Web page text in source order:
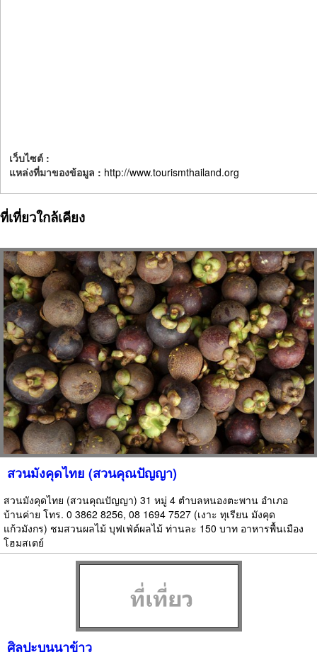
เว็บไซต์ :
แหล่งที่มาของข้อมูล : http://www.tourismthailand.org
ที่เที่ยวใกล้เคียง
สวนมังคุดไทย (สวนคุณปัญญา)
สวนมังคุดไทย (สวนคุณปัญญา) 31 หมู่ 4 ตำบลหนองตะพาน อำเภอ
บ้านค่าย โทร. 0 3862 8256, 08 1694 7527 (เงาะ ทุเรียน มังคุด
แก้วมังกร) ชมสวนผลไม้ บุฟเฟ่ต์ผลไม้ ท่านละ 150 บาท อาหารพื้นเมือง
โฮมสเตย์
ศิลปะบนนาข้าว